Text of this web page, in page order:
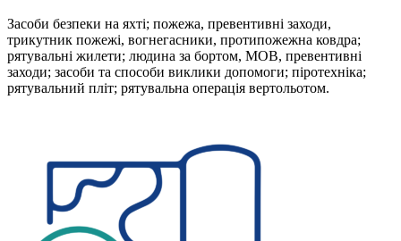
Засоби безпеки на яхті; пожежа, превентивні заходи,
трикутник пожежі, вогнегасники, протипожежна ковдра;
рятувальні жилети; людина за бортом, МОВ, превентивні
заходи; засоби та способи виклики допомоги; піротехніка;
рятувальний пліт; рятувальна операція вертольотом.